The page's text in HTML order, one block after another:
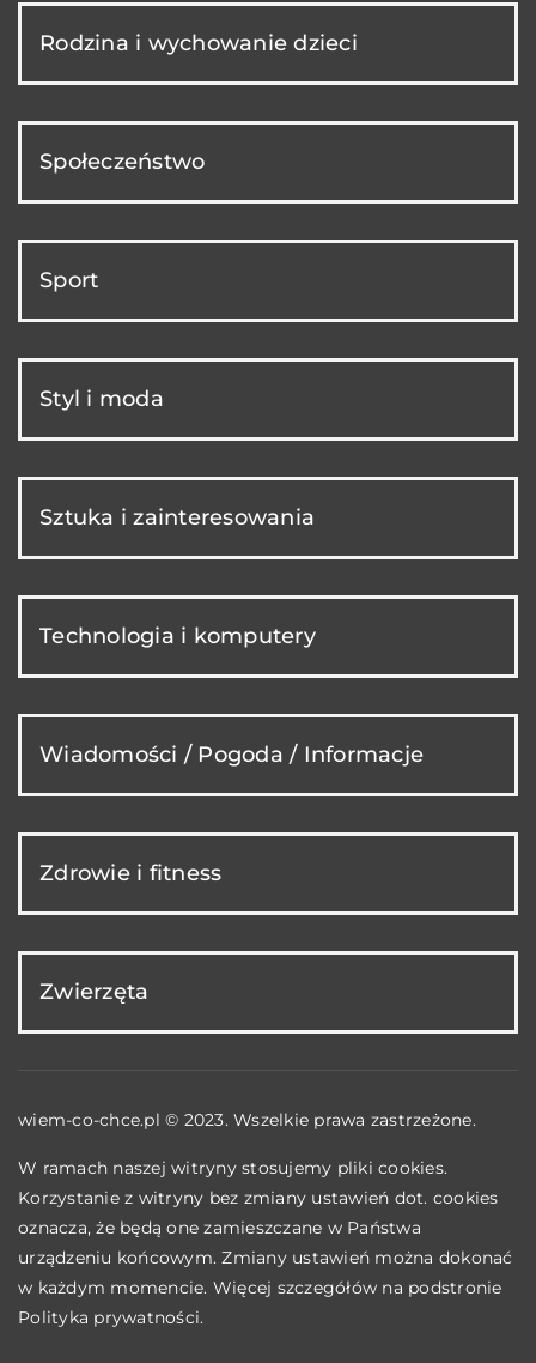
Rodzina i wychowanie dzieci
Społeczeństwo
Sport
Styl i moda
Sztuka i zainteresowania
Technologia i komputery
Wiadomości / Pogoda / Informacje
Zdrowie i fitness
Zwierzęta
wiem-co-chce.pl © 2023. Wszelkie prawa zastrzeżone.
W ramach naszej witryny stosujemy pliki cookies.
Korzystanie z witryny bez zmiany ustawień dot. cookies
oznacza, że będą one zamieszczane w Państwa
urządzeniu końcowym. Zmiany ustawień można dokonać
w każdym momencie. Więcej szczegółów na podstronie
Polityka prywatności.